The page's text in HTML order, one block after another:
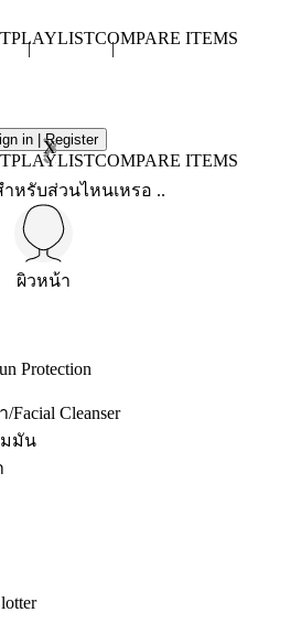
PLAYLISTCOMPARE ITEMS
in | Register
X
PLAYLISTCOMPARE ITEMS
หรับส่วนไหนเหรอ ..
ผิวหน้า
Protection
Cleanser
มัน